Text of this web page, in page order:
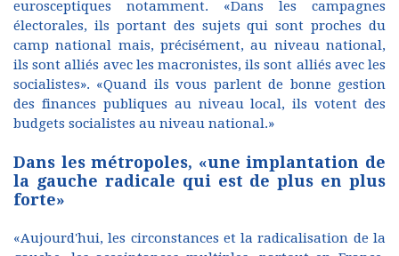
eurosceptiques notamment. «Dans les campagnes
électorales, ils portant des sujets qui sont proches du
camp national mais, précisément, au niveau national,
ils sont alliés avec les macronistes, ils sont alliés avec les
socialistes». «Quand ils vous parlent de bonne gestion
des finances publiques au niveau local, ils votent des
budgets socialistes au niveau national.»
Dans les métropoles, «une implantation de
la gauche radicale qui est de plus en plus
forte»
«Aujourd'hui, les circonstances et la radicalisation de la